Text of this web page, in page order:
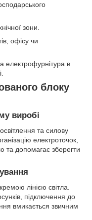
зони.
офісу чи
електрофурнітура в
блоку
виробі
та силову
електроточок,
та допомагає зберегти
лінією світла.
підключення до
вмикається звичним